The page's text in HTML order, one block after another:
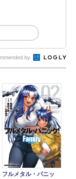
by
フルメタル・パニッ